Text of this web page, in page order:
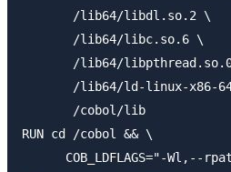
       /lib64/libdl.so.2 \
       /lib64/libc.so.6 \
/lib64/
/lib64/ld-linux-x86-
       /cobol/lib
RUN cd /cobol && \
COB_LDFLAGS="-Wl,--